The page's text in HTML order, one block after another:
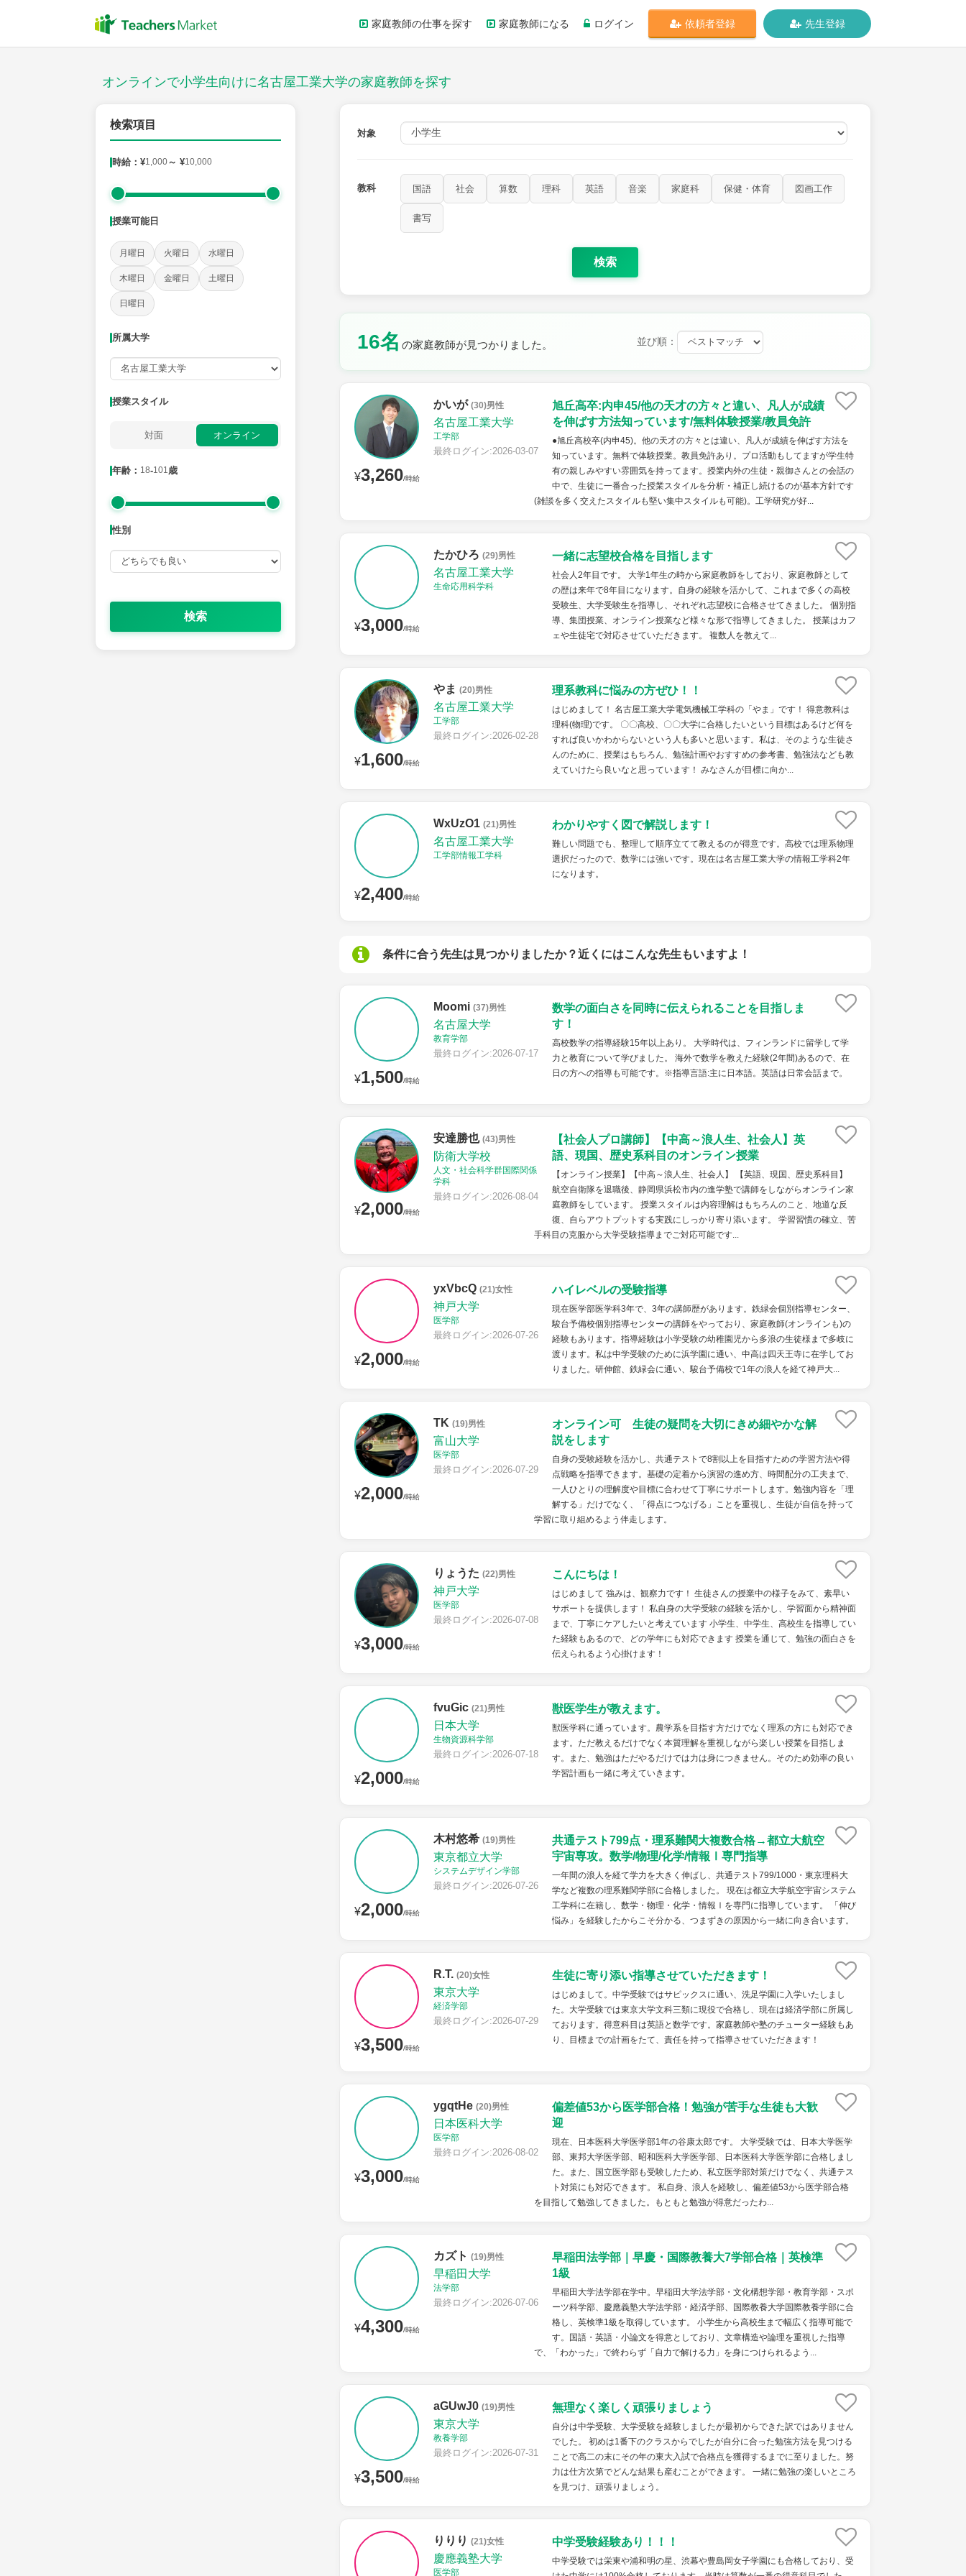
家庭教師の仕事を探す 家庭教師になる ログイン 依頼者登録 先生登録
オンラインで小学生向けに名古屋工業大学の家庭教師を探す
検索項目
時給：¥1,000～ ¥10,000
授業可能日
月曜日 火曜日 水曜日
木曜日 金曜日 土曜日
日曜日
所属大学
授業スタイル
対面 オンライン
年齢： 18-101歳
性別
検索
対象
教科 国語 社会 算数 理科 英語 音楽 家庭科 保健・体育 図画工作
書写
検索
16名 の家庭教師が見つかりました。 並び順：
¥3,260/時給
かいが (30)男性
名古屋工業大学
工学部
最終ログイン:2026-03-07
旭丘高卒:内申45/他の天才の方々と違い、凡人が成績
を伸ばす方法知っています/無料体験授業/教員免許
●旭丘高校卒(内申45)。他の天才の方々とは違い、凡人が成績を伸ばす方法を
知っています。無料で体験授業。教員免許あり。プロ活動もしてますが学生特
有の親しみやすい雰囲気を持ってます。授業内外の生徒・親御さんとの会話の
中で、生徒に一番合った授業スタイルを分析・補正し続けるのが基本方針です
(雑談を多く交えたスタイルも堅い集中スタイルも可能)。工学研究が好...
¥3,000/時給
たかひろ (29)男性
名古屋工業大学
生命応用科学科
一緒に志望校合格を目指します
社会人2年目です。 大学1年生の時から家庭教師をしており、家庭教師として
の歴は来年で8年目になります。自身の経験を活かして、これまで多くの高校
受験生、大学受験生を指導し、それぞれ志望校に合格させてきました。 個別指
導、集団授業、オンライン授業など様々な形で指導してきました。 授業はカフ
ェや生徒宅で対応させていただきます。 複数人を教えて...
¥1,600/時給
やま (20)男性
名古屋工業大学
工学部
最終ログイン:2026-02-28
理系教科に悩みの方ぜひ！！
はじめまして！ 名古屋工業大学電気機械工学科の「やま」です！ 得意教科は
理科(物理)です。 〇〇高校、〇〇大学に合格したいという目標はあるけど何を
すれば良いかわからないという人も多いと思います。私は、そのような生徒さ
んのために、授業はもちろん、勉強計画やおすすめの参考書、勉強法なども教
えていけたら良いなと思っています！ みなさんが目標に向か...
¥2,400/時給
WxUzO1 (21)男性
名古屋工業大学
工学部情報工学科
わかりやすく図で解説します！
難しい問題でも、整理して順序立てて教えるのが得意です。高校では理系物理
選択だったので、数学には強いです。現在は名古屋工業大学の情報工学科2年
になります。
条件に合う先生は見つかりましたか？近くにはこんな先生もいますよ！
¥1,500/時給
Moomi (37)男性
名古屋大学
教育学部
最終ログイン:2026-07-17
数学の面白さを同時に伝えられることを目指しま
す！
高校数学の指導経験15年以上あり。 大学時代は、フィンランドに留学して学
力と教育について学びました。 海外で数学を教えた経験(2年間)あるので、在
日の方への指導も可能です。※指導言語:主に日本語。英語は日常会話まで。
¥2,000/時給
安達勝也 (43)男性
防衛大学校
人文・社会科学群国際関係
学科
最終ログイン:2026-08-04
【社会人プロ講師】【中高～浪人生、社会人】英
語、現国、歴史系科目のオンライン授業
【オンライン授業】【中高～浪人生、社会人】 【英語、現国、歴史系科目】
航空自衛隊を退職後、静岡県浜松市内の進学塾で講師をしながらオンライン家
庭教師をしています。 授業スタイルは内容理解はもちろんのこと、地道な反
復、自らアウトプットする実践にしっかり寄り添います。 学習習慣の確立、苦
手科目の克服から大学受験指導までご対応可能です...
¥2,000/時給
yxVbcQ (21)女性
神戸大学
医学部
最終ログイン:2026-07-26
ハイレベルの受験指導
現在医学部医学科3年で、3年の講師歴があります。鉄緑会個別指導センター、
駿台予備校個別指導センターの講師をやっており、家庭教師(オンラインも)の
経験もあります。指導経験は小学受験の幼稚園児から多浪の生徒様まで多岐に
渡ります。私は中学受験のために浜学園に通い、中高は四天王寺に在学してお
りました。研伸館、鉄緑会に通い、駿台予備校で1年の浪人を経て神戸大...
¥2,000/時給
TK (19)男性
富山大学
医学部
最終ログイン:2026-07-29
オンライン可 生徒の疑問を大切にきめ細やかな解
説をします
自身の受験経験を活かし、共通テストで8割以上を目指すための学習方法や得
点戦略を指導できます。基礎の定着から演習の進め方、時間配分の工夫まで、
一人ひとりの理解度や目標に合わせて丁寧にサポートします。勉強内容を「理
解する」だけでなく、「得点につなげる」ことを重視し、生徒が自信を持って
学習に取り組めるよう伴走します。
¥3,000/時給
りょうた (22)男性
神戸大学
医学部
最終ログイン:2026-07-08
こんにちは！
はじめまして 強みは、観察力です！ 生徒さんの授業中の様子をみて、素早い
サポートを提供します！ 私自身の大学受験の経験を活かし、学習面から精神面
まで、丁寧にケアしたいと考えています 小学生、中学生、高校生を指導してい
た経験もあるので、どの学年にも対応できます 授業を通じて、勉強の面白さを
伝えられるよう心掛けます！
¥2,000/時給
fvuGic (21)男性
日本大学
生物資源科学部
最終ログイン:2026-07-18
獣医学生が教えます。
獣医学科に通っています。農学系を目指す方だけでなく理系の方にも対応でき
ます。ただ教えるだけでなく本質理解を重視しながら楽しい授業を目指しま
す。また、勉強はただやるだけでは力は身につきません。そのため効率の良い
学習計画も一緒に考えていきます。
¥2,000/時給
木村悠希 (19)男性
東京都立大学
システムデザイン学部
最終ログイン:2026-07-26
共通テスト799点・理系難関大複数合格→都立大航空
宇宙専攻。数学/物理/化学/情報Ⅰ専門指導
一年間の浪人を経て学力を大きく伸ばし、共通テスト799/1000・東京理科大
学など複数の理系難関学部に合格しました。 現在は都立大学航空宇宙システム
工学科に在籍し、数学・物理・化学・情報Ⅰを専門に指導しています。 「伸び
悩み」を経験したからこそ分かる、つまずきの原因から一緒に向き合います。
¥3,500/時給
R.T. (20)女性
東京大学
経済学部
最終ログイン:2026-07-29
生徒に寄り添い指導させていただきます！
はじめまして。中学受験ではサピックスに通い、洗足学園に入学いたしまし
た。大学受験では東京大学文科三類に現役で合格し、現在は経済学部に所属し
ております。得意科目は英語と数学です。家庭教師や塾のチューター経験もあ
り、目標までの計画をたて、責任を持って指導させていただきます！
¥3,000/時給
ygqtHe (20)男性
日本医科大学
医学部
最終ログイン:2026-08-02
偏差値53から医学部合格！勉強が苦手な生徒も大歓
迎
現在、日本医科大学医学部1年の谷康太郎です。 大学受験では、日本大学医学
部、東邦大学医学部、昭和医科大学医学部、日本医科大学医学部に合格しまし
た。また、国立医学部も受験したため、私立医学部対策だけでなく、共通テス
ト対策にも対応できます。 私自身、浪人を経験し、偏差値53から医学部合格
を目指して勉強してきました。もともと勉強が得意だったわ...
¥4,300/時給
カズト (19)男性
早稲田大学
法学部
最終ログイン:2026-07-06
早稲田法学部｜早慶・国際教養大7学部合格｜英検準
1級
早稲田大学法学部在学中。早稲田大学法学部・文化構想学部・教育学部・スポ
ーツ科学部、慶應義塾大学法学部・経済学部、国際教養大学国際教養学部に合
格し、英検準1級を取得しています。 小学生から高校生まで幅広く指導可能で
す。国語・英語・小論文を得意としており、文章構造や論理を重視した指導
で、「わかった」で終わらず「自力で解ける力」を身につけられるよう...
¥3,500/時給
aGUwJ0 (19)男性
東京大学
教養学部
最終ログイン:2026-07-31
無理なく楽しく頑張りましょう
自分は中学受験、大学受験を経験しましたが最初からできた訳ではありません
でした。 初めは1番下のクラスからでしたが自分に合った勉強方法を見つける
ことで高二の末にその年の東大入試で合格点を獲得するまでに至りました。努
力は仕方次第でどんな結果も産むことができます。 一緒に勉強の楽しいところ
を見つけ、頑張りましょう。
りりり (21)女性
慶應義塾大学
医学部
中学受験経験あり！！！
中学受験では栄東や浦和明の星、渋幕や豊島岡女子学園にも合格しており、受
授業スタイル
社会 保健・体育 図画工作 書写
時給：¥1,000 ～ ¥10,000
授業可能日
火曜日 土曜日 日曜日
所属大学